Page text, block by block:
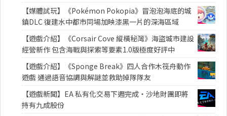
【媒體試玩】《Pokémon Pokopia》冒泡泡海底的城
鎮DLC 復建水中都市同場加映漆黑一片的深海區域
【遊戲介紹】《Corsair Cove 縱橫秘灣》海盜城市建設
經營新作 包含海戰與探索等要素1.0版極度好評中
【遊戲介紹】《Sponge Break》四人合作木筏舟動作
遊戲 通過語音協調與解謎並救助掉隊隊友
【遊戲新聞】EA 私有化交易下週完成・沙地財團即將
持有九成股份